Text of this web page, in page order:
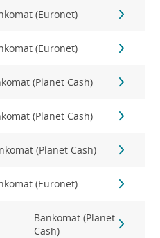
(Euronet)
(Euronet)
(Planet Cash)
(Planet Cash)
(Planet Cash)
(Euronet)
Bankomat (Planet
Cash)